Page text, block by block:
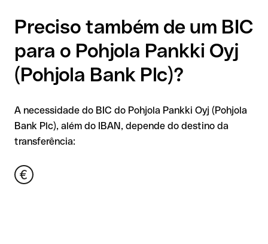
Preciso também de um BIC
para o Pohjola Pankki Oyj
(Pohjola Bank Plc)?
A necessidade do BIC do Pohjola Pankki Oyj (Pohjola
Bank Plc), além do IBAN, depende do destino da
transferência: